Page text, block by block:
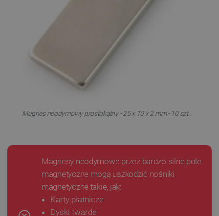
Magnes neodymowy prostokątny - 25 x 10 x 2 mm - 10 szt.
Magnesy neodymowe przez bardzo silne pole
magnetyczne mogą uszkodzić nośniki
magnetyczne takie, jak:
Karty płatnicze
Dyski twarde